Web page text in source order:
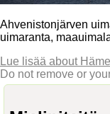
Ahvenistonjärven
uimaranta,
Lue lisää about
Do not remove or